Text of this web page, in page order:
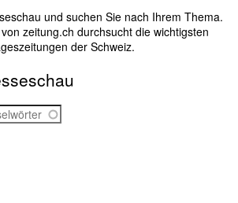
und suchen Sie nach Ihrem Thema.
zeitung.ch durchsucht die wichtigsten
der Schweiz.